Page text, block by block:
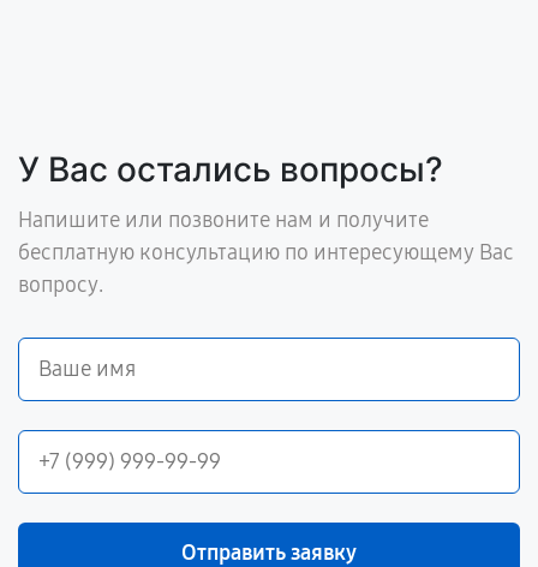
У Вас остались вопросы?
Напишите или позвоните нам и получите
бесплатную консультацию по интересующему Вас
вопросу.
Отправить заявку